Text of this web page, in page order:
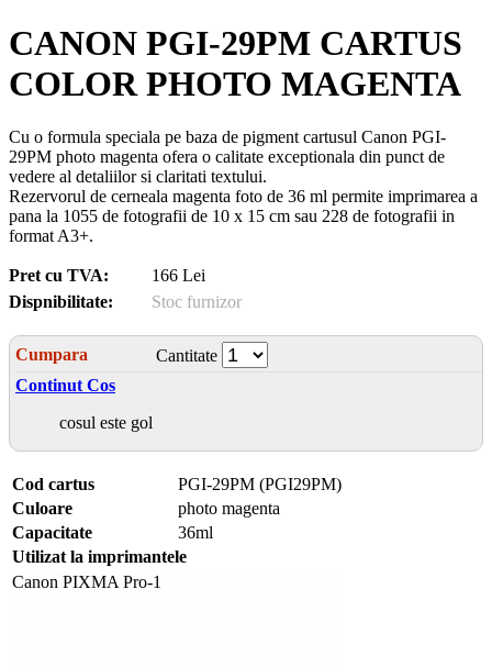
CANON PGI-29PM CARTUS
COLOR PHOTO MAGENTA
Cu o formula speciala pe baza de pigment cartusul Canon PGI-
29PM photo magenta ofera o calitate exceptionala din punct de
vedere al detaliilor si claritati textului.
Rezervorul de cerneala magenta foto de 36 ml permite imprimarea a
pana la 1055 de fotografii de 10 x 15 cm sau 228 de fotografii in
format A3+.
Pret cu TVA:
166 Lei
Dispnibilitate:
Stoc furnizor
Cumpara
Cantitate
Continut Cos
cosul este gol
Cod cartus
PGI-29PM (PGI29PM)
Culoare
photo magenta
Capacitate
36ml
Utilizat la imprimantele
Canon PIXMA Pro-1